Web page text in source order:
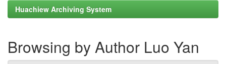
Huachiew Archiving System
Browsing by Author Luo Yan